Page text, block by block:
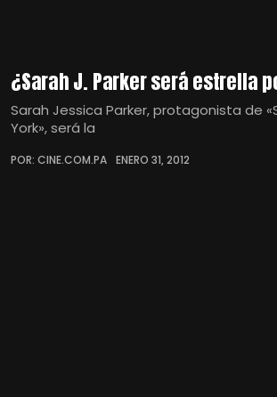
¿Sarah J. Parker será estrella
Sarah Jessica Parker, protagonista de
York», será la
POR: CINE.COM.PA ENERO 31, 2012